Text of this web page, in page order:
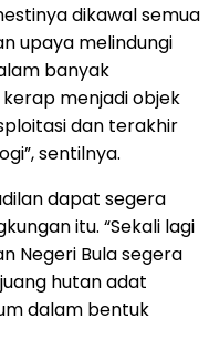
dikawal semua
upaya melindungi
banyak
menjadi objek
dan terakhir
sentilnya.
dapat segera
itu. “Sekali lagi
Negeri Bula segera
hutan adat
dalam bentuk